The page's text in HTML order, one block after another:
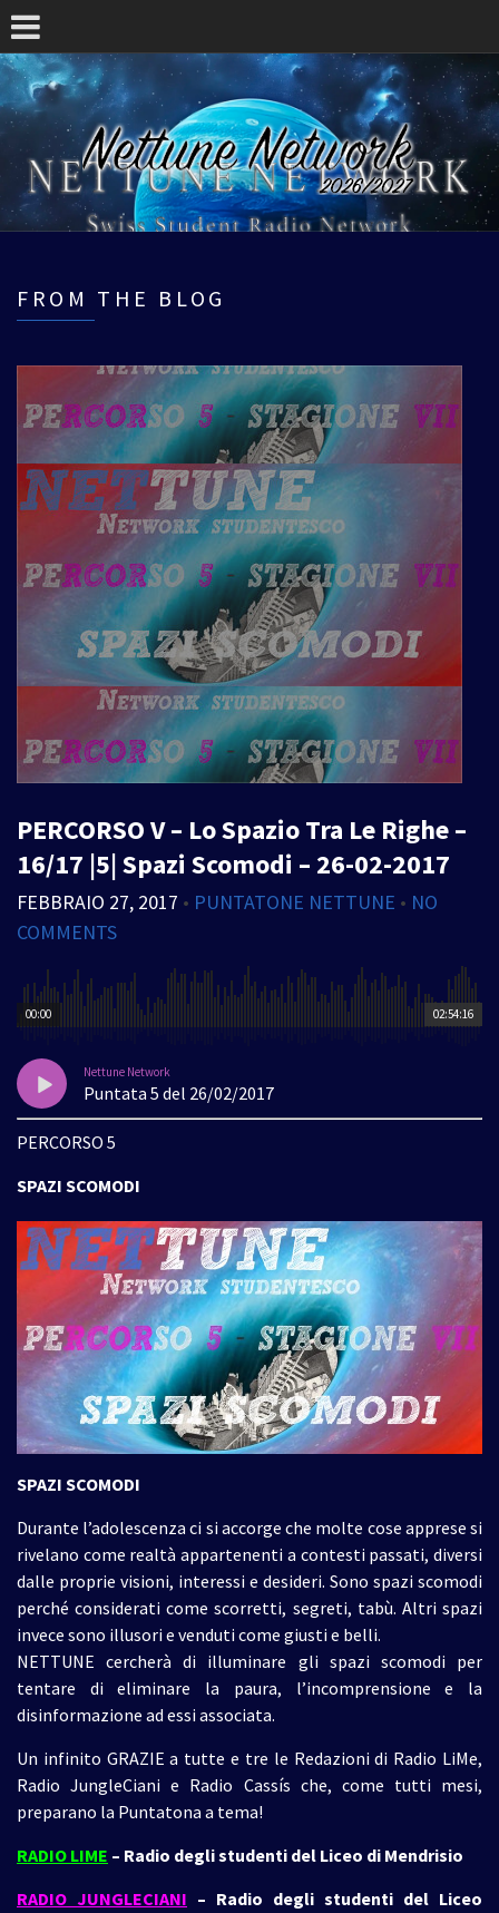
FROM THE BLOG
PERCORSO V – Lo Spazio Tra Le Righe –
16/17 |5| Spazi Scomodi – 26-02-2017
FEBBRAIO 27, 2017 • PUNTATONE NETTUNE • NO
COMMENTS
02:54:16
00:00
Nettune Network
Puntata 5 del 26/02/2017
PERCORSO 5
SPAZI SCOMODI
SPAZI SCOMODI
Durante l’adolescenza ci si accorge che molte cose apprese si
rivelano come realtà appartenenti a contesti passati, diversi
dalle proprie visioni, interessi e desideri. Sono spazi scomodi
perché considerati come scorretti, segreti, tabù. Altri spazi
invece sono illusori e venduti come giusti e belli.
NETTUNE cercherà di illuminare gli spazi scomodi per
tentare di eliminare la paura, l’incomprensione e la
disinformazione ad essi associata.
Un infinito GRAZIE a tutte e tre le Redazioni di Radio LiMe,
Radio JungleCiani e Radio Cassís che, come tutti mesi,
preparano la Puntatona a tema!
RADIO LIME – Radio degli studenti del Liceo di Mendrisio
RADIO JUNGLECIANI – Radio degli studenti del Liceo